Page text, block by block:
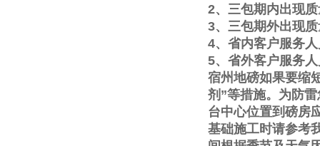
2、三包期内出现
3、三包期外出现
4、省内客户服务
5、省外客户服务
宿州地磅如果要缩
剂 ”等措施。为防
台中心位置到磅房
基础施工时请参考